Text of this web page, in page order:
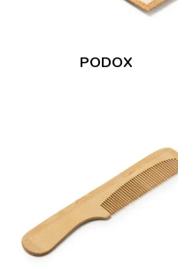
PODOX